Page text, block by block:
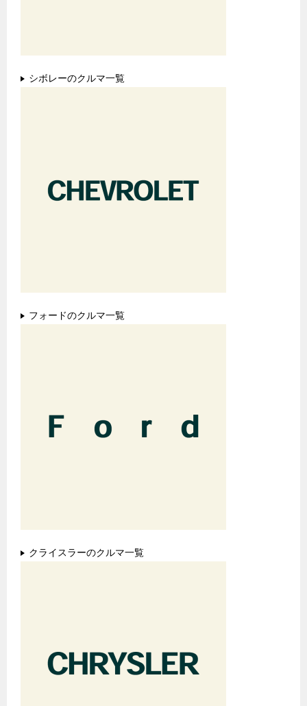
シボレーのクルマ一覧
フォードのクルマ一覧
クライスラーのクルマ一覧